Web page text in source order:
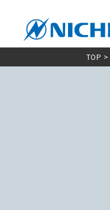
TOP >